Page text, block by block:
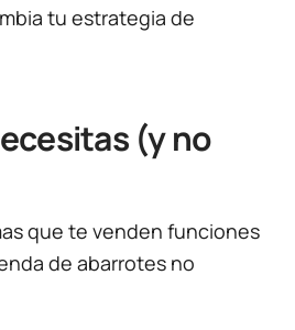
tu estrategia de
(y no
que te venden funciones
de abarrotes no